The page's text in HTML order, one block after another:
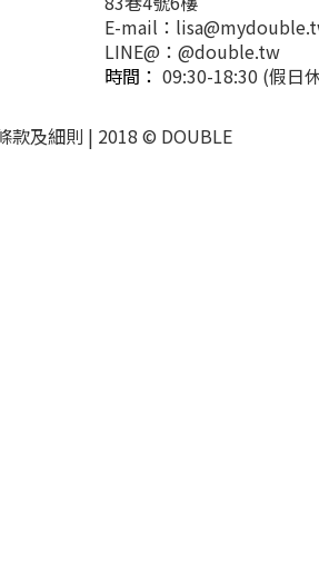
E-mail：
LINE@：@double.tw
時間： 09:30-18:30 (假日
款及細則 | 2018 © DOUBLE